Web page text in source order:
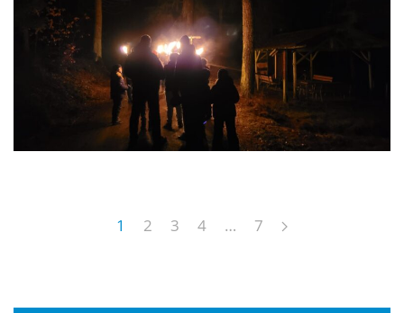
1 2 3 4 … 7